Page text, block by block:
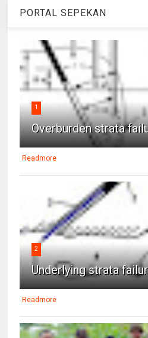
PORTAL SEPEKAN
1
Overburden strata
Readmore
2
Underlying strata
Readmore